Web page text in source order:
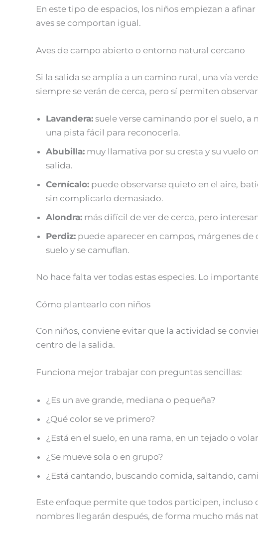
En este tipo de espacios, los niños empiezan a
aves se comportan igual.
Aves de campo abierto o entorno natural cercano
Si la salida se amplía a un camino rural, una vía
siempre se verán de cerca, pero sí permiten
Lavandera: suele verse caminando por el suelo,
una pista fácil para reconocerla.
Abubilla: muy llamativa por su cresta y su vuelo
salida.
Cernícalo: puede observarse quieto en el aire,
sin complicarlo demasiado.
Alondra: más difícil de ver de cerca, pero
Perdiz: puede aparecer en campos, márgenes de
suelo y se camuflan.
No hace falta ver todas estas especies. Lo
Cómo plantearlo con niños
Con niños, conviene evitar que la actividad se
centro de la salida.
Funciona mejor trabajar con preguntas sencillas:
¿Es un ave grande, mediana o pequeña?
¿Qué color se ve primero?
¿Está en el suelo, en una rama, en un tejado o
¿Se mueve sola o en grupo?
¿Está cantando, buscando comida, saltando,
Este enfoque permite que todos participen, incluso
nombres llegarán después, de forma mucho más